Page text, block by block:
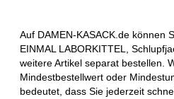
Auf DAMEN-KASACK.de können
EINMAL LABORKITTEL,
weitere Artikel separat bestellen.
Mindestbestellwert oder
bedeutet, dass Sie jederzeit